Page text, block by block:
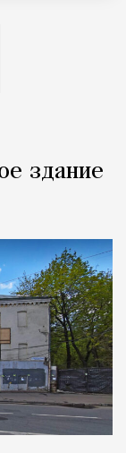
здание